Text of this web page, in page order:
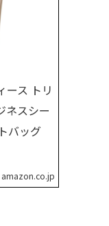
ース トリ
ネスシー
バッグ
amazon.co.jp